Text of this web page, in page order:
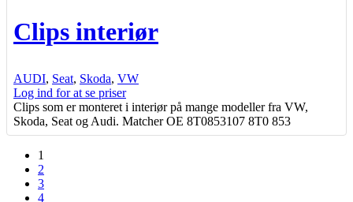
Clips interiør
AUDI, Seat, Skoda, VW
Log ind for at se priser
Clips som er monteret i interiør på mange modeller fra VW,
Skoda, Seat og Audi. Matcher OE 8T0853107 8T0 853
1
2
3
4